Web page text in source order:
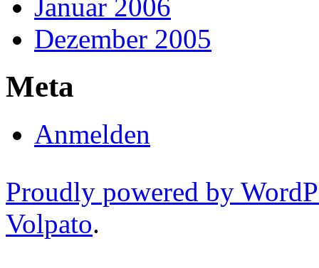
Januar 2006
Dezember 2005
Meta
Anmelden
Proudly powered by
Volpato.